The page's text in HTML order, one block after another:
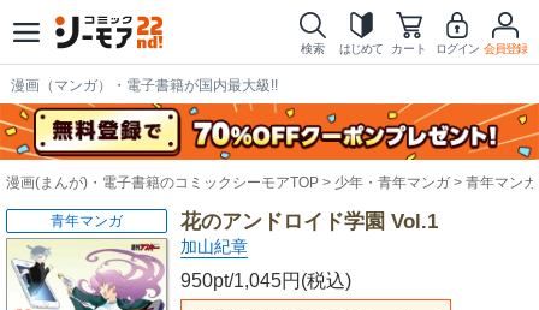
検索 はじめて カート ログイン 会員登録
漫画（マンガ）・電子書籍が国内最大級!!
漫画(まんが)・電子書籍のコミックシーモアTOP 少年・青年マンガ 青年マンガ
花のアンドロイド学園 Vol.1
加山紀章
950pt/1,045円(税込)
青年マンガ